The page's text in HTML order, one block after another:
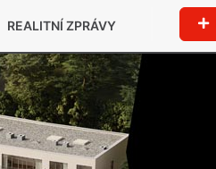
REALITNÍ ZPRÁVY